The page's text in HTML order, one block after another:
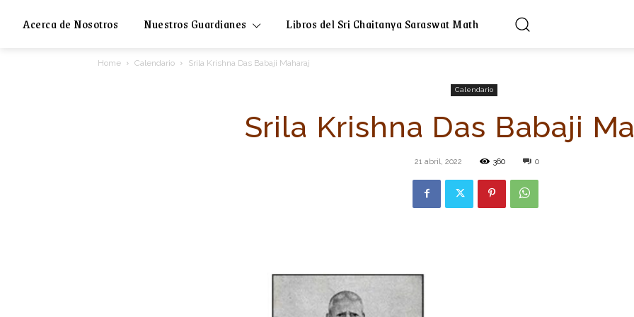
Acerca de Nosotros Nuestros Guardianes Libros del Sri Chaitanya Saraswat Math
Home Calendario Srila Krishna Das Babaji Maharaj
Calendario
Srila Krishna Das Babaji
21 abril, 2022 360 0